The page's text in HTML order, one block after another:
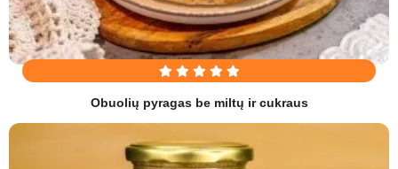
Obuolių pyragas be miltų ir cukraus